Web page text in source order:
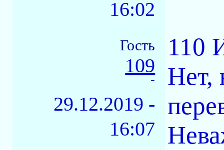
16:02
Гость
109
-
29.12.2019 -
16:07
110
Нет,